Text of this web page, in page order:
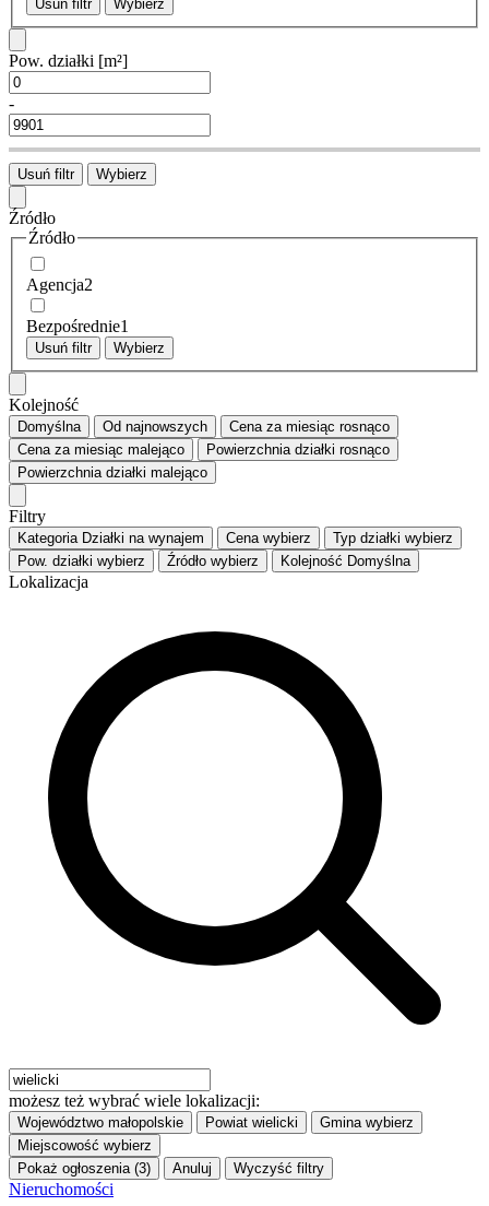
Usuń filtr Wybierz
Pow. działki [m²]
-
Usuń filtr Wybierz
Źródło
Źródło
Agencja2
Bezpośrednie1
Usuń filtr Wybierz
Kolejność
Domyślna Od najnowszych Cena za miesiąc rosnąco
Cena za miesiąc malejąco Powierzchnia działki rosnąco
Powierzchnia działki malejąco
Filtry
Kategoria Działki na wynajem Cena wybierz Typ działki wybierz
Pow. działki wybierz Źródło wybierz Kolejność Domyślna
Lokalizacja
możesz też wybrać wiele lokalizacji:
Województwo małopolskie Powiat wielicki Gmina wybierz
Miejscowość wybierz
Pokaż ogłoszenia (3)
Anuluj Wyczyść filtry
Nieruchomości